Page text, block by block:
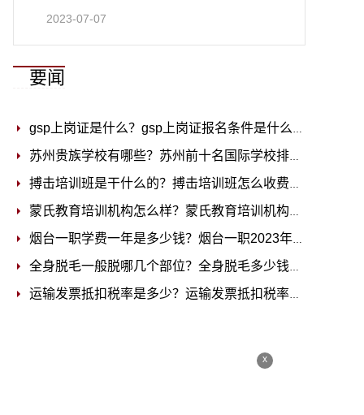
2023-07-07
要闻
gsp上岗证是什么？gsp上岗证报名条件是什么？
苏州贵族学校有哪些？苏州前十名国际学校排名
搏击培训班是干什么的？搏击培训班怎么收费？
蒙氏教育培训机构怎么样？蒙氏教育培训机构收费标准
烟台一职学费一年是多少钱？烟台一职2023年招生简章
全身脱毛一般脱哪几个部位？全身脱毛多少钱？
运输发票抵扣税率是多少？运输发票抵扣税率怎么算？
x